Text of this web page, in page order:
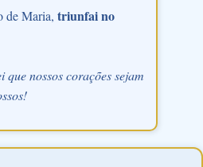
de Maria, triunfai no
que nossos corações sejam